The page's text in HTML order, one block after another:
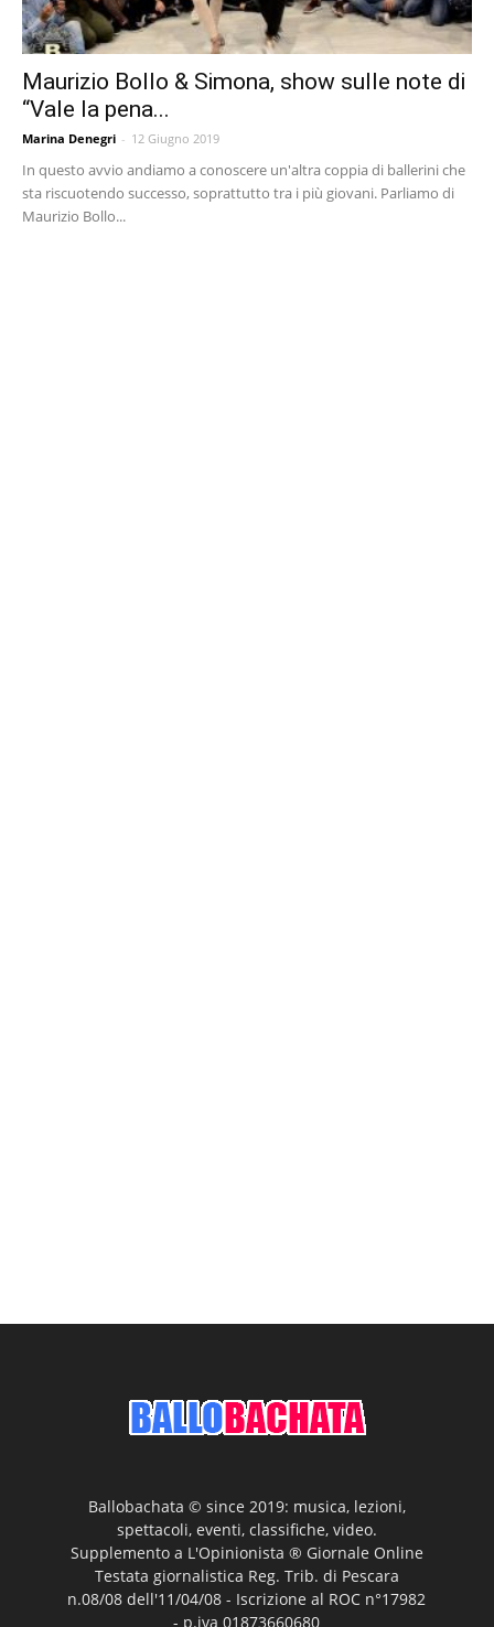
Maurizio Bollo & Simona, show sulle note di
“Vale la pena...
Marina Denegri - 12 Giugno 2019
In questo avvio andiamo a conoscere un'altra coppia di ballerini che
sta riscuotendo successo, soprattutto tra i più giovani. Parliamo di
Maurizio Bollo...
Ballobachata © since 2019: musica, lezioni,
spettacoli, eventi, classifiche, video.
Supplemento a L'Opinionista ® Giornale Online
Testata giornalistica Reg. Trib. di Pescara
n.08/08 dell'11/04/08 - Iscrizione al ROC n°17982
- p.iva 01873660680